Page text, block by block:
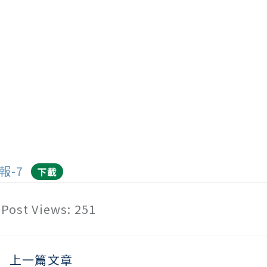
-7 下載
Post Views: 251
上一篇文章